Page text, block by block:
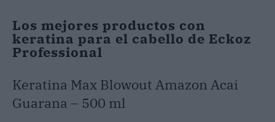
Los mejores productos con
keratina para el cabello de Eckoz
Professional
Keratina Max Blowout Amazon Acai
Guarana – 500 ml